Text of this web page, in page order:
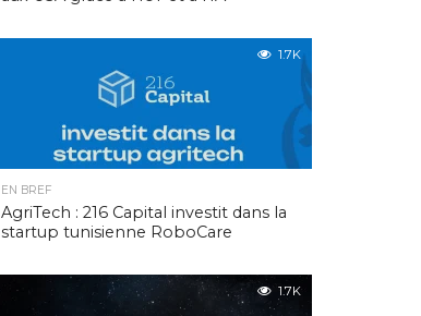
1.7K
EN BREF
AgriTech : 216 Capital investit dans la
startup tunisienne RoboCare
1.7K